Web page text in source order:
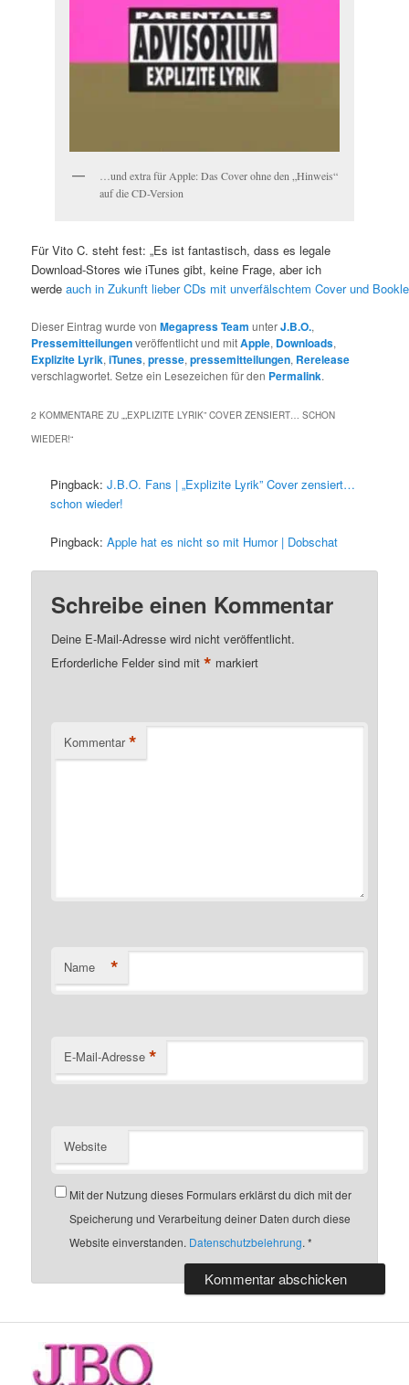
…und extra für Apple: Das Cover ohne den „Hinweis“
auf die CD-Version
Für Vito C. steht fest: „Es ist fantastisch, dass es legale
Download-Stores wie iTunes gibt, keine Frage, aber ich
werdeauch in Zukunft lieber CDs mit unverfälschtem Cover und
Dieser Eintrag wurde vonMegapress Team unterJ.B.O.,
Pressemitteilungenveröffentlicht und mitApple, Downloads,
Explizite Lyrik,iTunes,presse,pressemitteilungen, Rerelease
verschlagwortet. Setze ein Lesezeichen für den Permalink.
2 KOMMENTARE ZU „
„EXPLIZITE LYRIK” COVER ZENSIERT… SCHON
WIEDER!“
Pingback:J.B.O. Fans | „Explizite Lyrik” Cover zensiert…
schon wieder!
Pingback:Apple hat es nicht so mit Humor | Dobschat
Schreibe einen Kommentar
Deine E-Mail-Adresse wird nicht veröffentlicht.
Erforderliche Felder sind mit* markiert
Kommentar *
Name *
E-Mail-Adresse *
Website
Mit der Nutzung dieses Formulars erklärst du dich mit der
Speicherung und Verarbeitung deiner Daten durch diese
Website einverstanden. Datenschutzbelehrung.*